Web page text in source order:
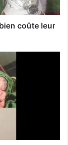
coûte leur